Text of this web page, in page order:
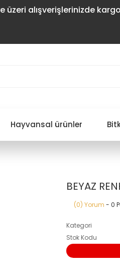
üzeri alışverişlerinizde
Hayvansal ürünler
BEYAZ
(0) Yorum - 0
Kategori
Stok Kodu